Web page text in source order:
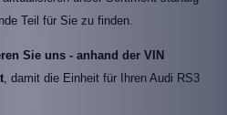
Teil für Sie zu finden.
Sie uns - anhand der VIN
, damit die Einheit für Ihren Audi RS3